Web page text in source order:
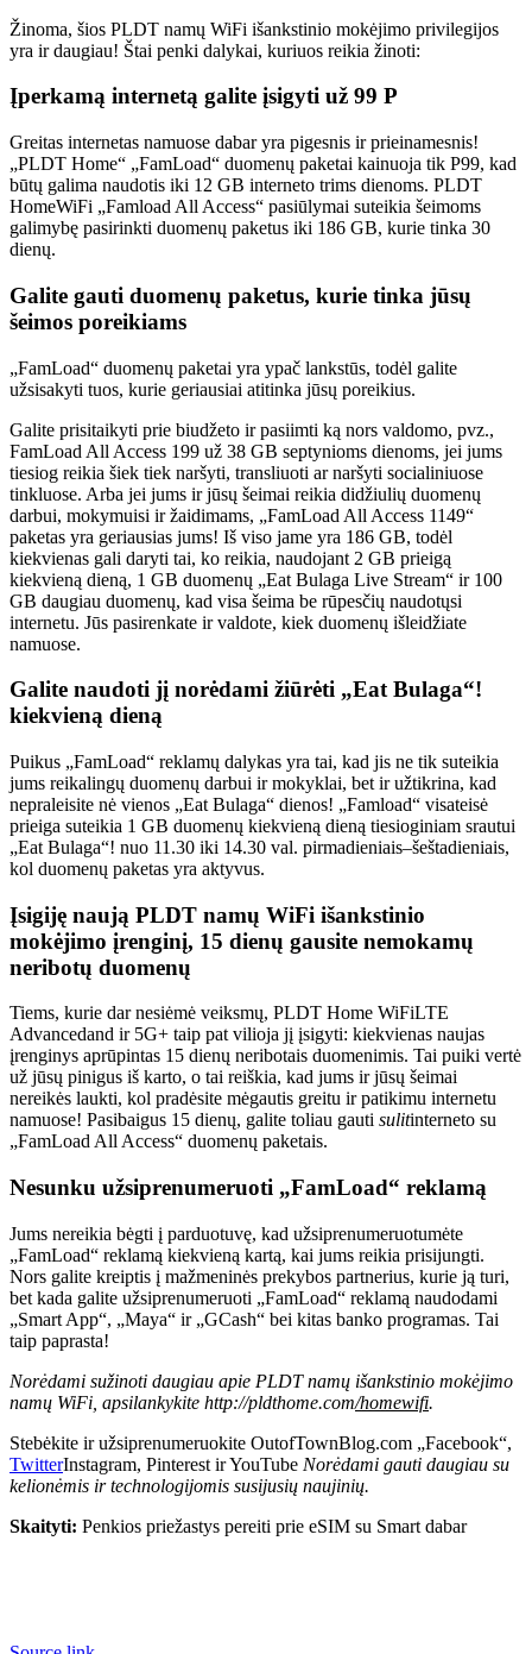
Žinoma, šios PLDT namų WiFi išankstinio mokėjimo privilegijos
yra ir daugiau! Štai penki dalykai, kuriuos reikia žinoti:
Įperkamą internetą galite įsigyti už 99 P
Greitas internetas namuose dabar yra pigesnis ir prieinamesnis!
„PLDT Home“ „FamLoad“ duomenų paketai kainuoja tik P99, kad
būtų galima naudotis iki 12 GB interneto trims dienoms. PLDT
HomeWiFi „Famload All Access“ pasiūlymai suteikia šeimoms
galimybę pasirinkti duomenų paketus iki 186 GB, kurie tinka 30
dienų.
Galite gauti duomenų paketus, kurie tinka jūsų
šeimos poreikiams
„FamLoad“ duomenų paketai yra ypač lankstūs, todėl galite
užsisakyti tuos, kurie geriausiai atitinka jūsų poreikius.
Galite prisitaikyti prie biudžeto ir pasiimti ką nors valdomo, pvz.,
FamLoad All Access 199 už 38 GB septynioms dienoms, jei jums
tiesiog reikia šiek tiek naršyti, transliuoti ar naršyti socialiniuose
tinkluose. Arba jei jums ir jūsų šeimai reikia didžiulių duomenų
darbui, mokymuisi ir žaidimams, „FamLoad All Access 1149“
paketas yra geriausias jums! Iš viso jame yra 186 GB, todėl
kiekvienas gali daryti tai, ko reikia, naudojant 2 GB prieigą
kiekvieną dieną, 1 GB duomenų „Eat Bulaga Live Stream“ ir 100
GB daugiau duomenų, kad visa šeima be rūpesčių naudotųsi
internetu. Jūs pasirenkate ir valdote, kiek duomenų išleidžiate
namuose.
Galite naudoti jį norėdami žiūrėti „Eat Bulaga“!
kiekvieną dieną
Puikus „FamLoad“ reklamų dalykas yra tai, kad jis ne tik suteikia
jums reikalingų duomenų darbui ir mokyklai, bet ir užtikrina, kad
nepraleisite nė vienos „Eat Bulaga“ dienos! „Famload“ visateisė
prieiga suteikia 1 GB duomenų kiekvieną dieną tiesioginiam srautui
„Eat Bulaga“! nuo 11.30 iki 14.30 val. pirmadieniais–šeštadieniais,
kol duomenų paketas yra aktyvus.
Įsigiję naują PLDT namų WiFi išankstinio
mokėjimo įrenginį, 15 dienų gausite nemokamų
neribotų duomenų
Tiems, kurie dar nesiėmė veiksmų, PLDT Home WiFiLTE
Advancedand ir 5G+ taip pat vilioja jį įsigyti: kiekvienas naujas
įrenginys aprūpintas 15 dienų neribotais duomenimis. Tai puiki vertė
už jūsų pinigus iš karto, o tai reiškia, kad jums ir jūsų šeimai
nereikės laukti, kol pradėsite mėgautis greitu ir patikimu internetu
namuose! Pasibaigus 15 dienų, galite toliau gauti sulitinterneto su
„FamLoad All Access“ duomenų paketais.
Nesunku užsiprenumeruoti „FamLoad“ reklamą
Jums nereikia bėgti į parduotuvę, kad užsiprenumeruotumėte
„FamLoad“ reklamą kiekvieną kartą, kai jums reikia prisijungti.
Nors galite kreiptis į mažmeninės prekybos partnerius, kurie ją turi,
bet kada galite užsiprenumeruoti „FamLoad“ reklamą naudodami
„Smart App“, „Maya“ ir „GCash“ bei kitas banko programas. Tai
taip paprasta!
Norėdami sužinoti daugiau apie PLDT namų išankstinio mokėjimo
namų WiFi, apsilankykite http://pldthome.com/homewifi.
Stebėkite ir užsiprenumeruokite OutofTownBlog.com „Facebook“,
TwitterInstagram, Pinterest ir YouTube Norėdami gauti daugiau su
kelionėmis ir technologijomis susijusių naujinių.
Skaityti: Penkios priežastys pereiti prie eSIM su Smart dabar